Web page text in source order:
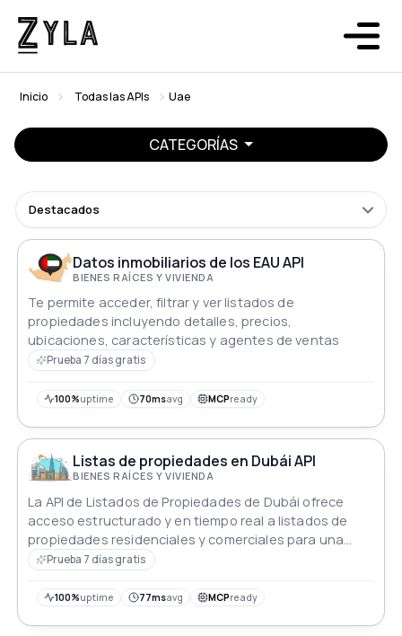
Inicio Todas las APIs Uae
CATEGORÍAS
Destacados
Datos inmobiliarios de los EAU API
BIENES RAÍCES Y VIVIENDA
Te permite acceder, filtrar y ver listados de
propiedades incluyendo detalles, precios,
ubicaciones, características y agentes de ventas
Prueba 7 días gratis
100%uptime 70msavg MCPready
Listas de propiedades en Dubái API
BIENES RAÍCES Y VIVIENDA
La API de Listados de Propiedades de Dubái ofrece
acceso estructurado y en tiempo real a listados de
propiedades residenciales y comerciales para una
integración sin problemas en plataformas digitales
Prueba 7 días gratis
100%uptime 77msavg MCPready